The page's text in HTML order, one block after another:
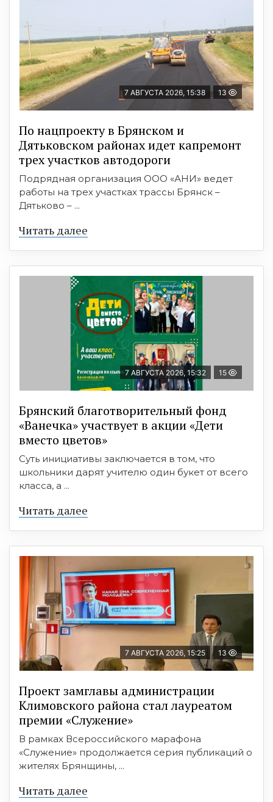
7 АВГУСТА 2026, 15:38 13
По нацпроекту в Брянском и
Дятьковском районах идет капремонт
трех участков автодороги
Подрядная организация ООО «АНИ» ведет
работы на трех участках трассы Брянск –
Дятьково – ...
Читать далее
7 АВГУСТА 2026, 15:32 15
Брянский благотворительный фонд
«Ванечка» участвует в акции «Дети
вместо цветов»
Суть инициативы заключается в том, что
школьники дарят учителю один букет от всего
класса, а ...
Читать далее
7 АВГУСТА 2026, 15:25 13
Проект замглавы администрации
Климовского района стал лауреатом
премии «Служение»
В рамках Всероссийского марафона
«Служение» продолжается серия публикаций о
жителях Брянщины, ...
Читать далее